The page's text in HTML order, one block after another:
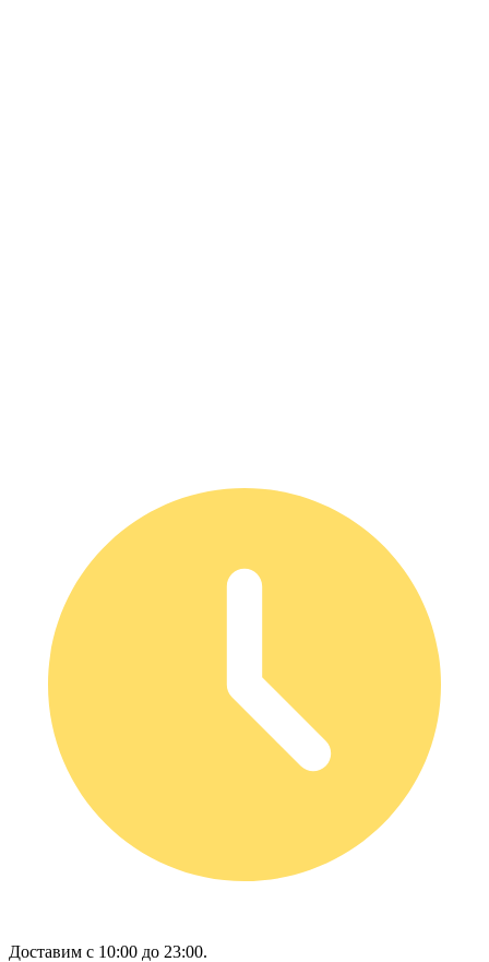
Доставим с 10:00 до 23:00.